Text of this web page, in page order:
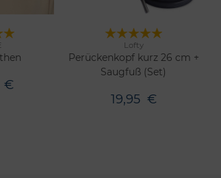
€
Merken
Lofty
Perückenkopf kurz 26 cm +
Saugfuß (Set)
19,95 €